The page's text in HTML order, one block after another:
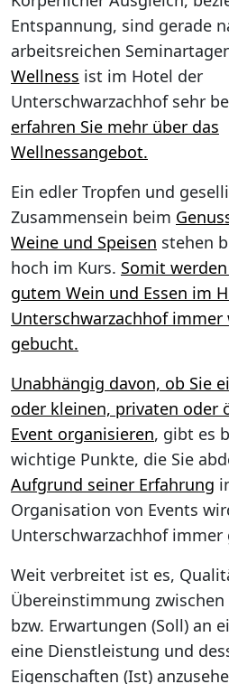
Entspannung, sind gerade
arbeitsreichen
Wellness ist im Hotel der
Unterschwarzachhof sehr
erfahren Sie mehr über das
Wellnessangebot.
Ein edler Tropfen und
Zusammensein beim
Weine und Speisen stehen
hoch im Kurs. Somit
gutem Wein und Essen im
Unterschwarzachhof immer
gebucht.
Unabhängig davon, ob Sie
oder kleinen, privaten oder
Event organisieren, gibt es
wichtige Punkte, die Sie
Aufgrund seiner Erfahrung
Organisation von Events
Unterschwarzachhof immer
Weit verbreitet ist es,
Übereinstimmung zwischen
bzw. Erwartungen (Soll) an
eine Dienstleistung und
Eigenschaften (Ist)